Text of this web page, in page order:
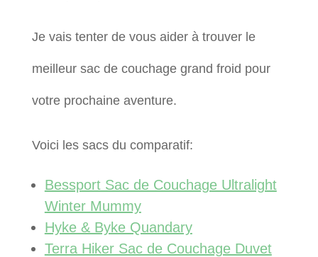
Je vais tenter de vous aider à trouver le
meilleur sac de couchage grand froid pour
votre prochaine aventure.
Voici les sacs du comparatif:
Bessport Sac de Couchage Ultralight
Winter Mummy
Hyke & Byke Quandary
Terra Hiker Sac de Couchage Duvet